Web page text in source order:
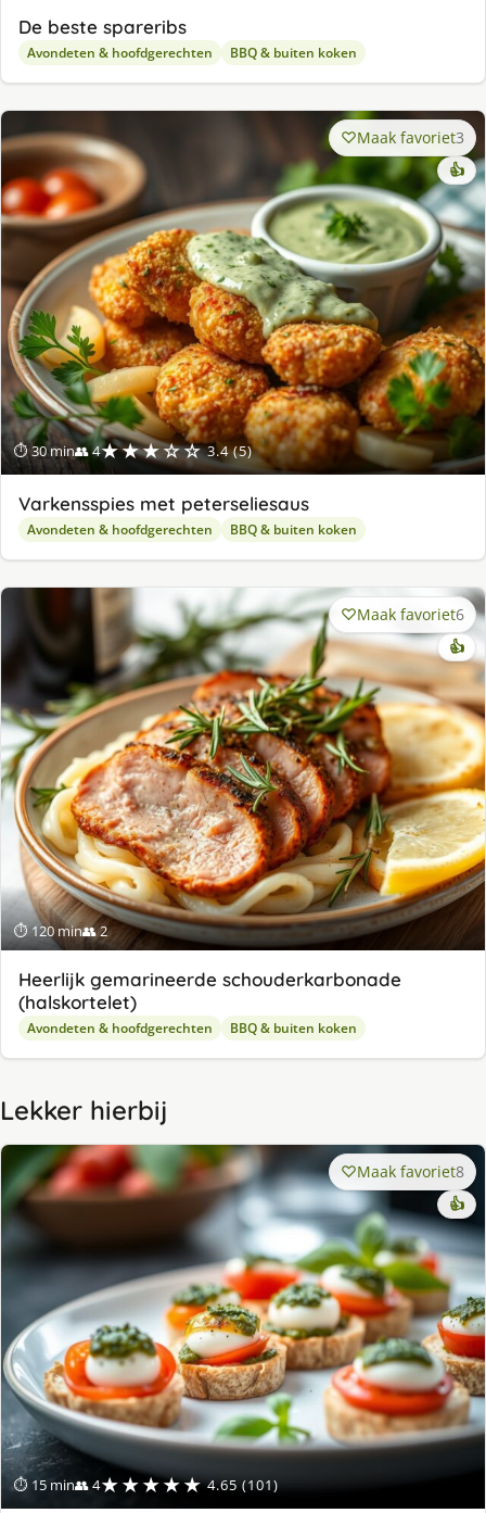
De beste spareribs
Avondeten & hoofdgerechten BBQ & buiten koken
⏱ 30 min👥 4★★★☆☆ 3.4 (5)
Maak favoriet3
👍
Varkensspies met peterseliesaus
Avondeten & hoofdgerechten BBQ & buiten koken
⏱ 120 min👥 2
Maak favoriet6
👍
Heerlijk gemarineerde schouderkarbonade
(halskortelet)
Avondeten & hoofdgerechten BBQ & buiten koken
Lekker hierbij
⏱ 15 min👥 4★★★★★ 4.65 (101)
Maak favoriet8
👍